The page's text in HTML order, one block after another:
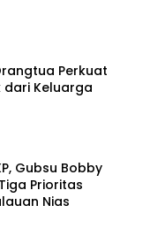
Perkuat
dari Keluarga
Gubsu Bobby
Prioritas
Nias